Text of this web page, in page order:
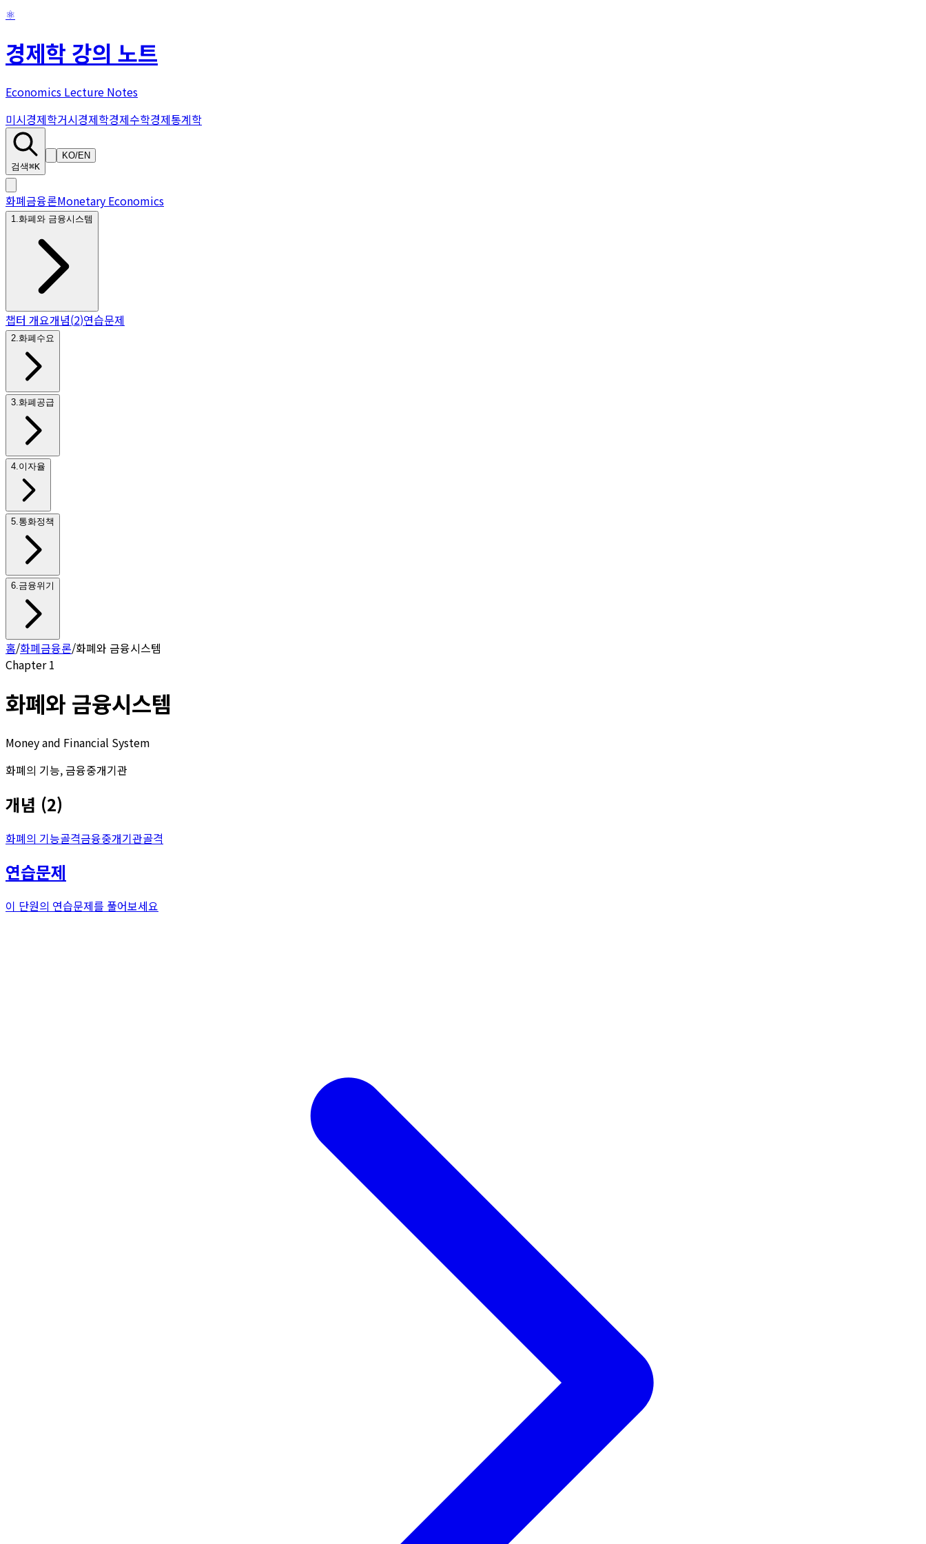
⚛
경제학 강의 노트
Economics Lecture Notes
미시경제학거시경제학경제수학경제통계학
검색⌘K
KO/EN
화폐금융론Monetary Economics
1 화폐와 금융시스템
챕터 개요개념(2)연습문제
2 화폐수요
3 화폐공급
4 이자율
5 통화정책
6 금융위기
홈/화폐금융론/화폐와 금융시스템
Chapter1
화폐와 금융시스템
Money and Financial System
화폐의 기능, 금융중개기관
개념 (2)
화폐의 기능골격금융중개기관골격
연습문제
이 단원의 연습문제를 풀어보세요